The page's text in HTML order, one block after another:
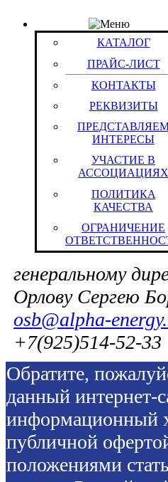
КАТАЛОГ
ПРАЙС-ЛИСТ
КОНТАКТЫ
РЕКВИЗИТЫ
ИНТЕРЕСЫ
УЧАСТИЕ В
АССОЦИАЦИЯХ
ПОЛИТИКА
КАЧЕСТВА
ОГРАНИЧЕНИЕ
Группа: 4 В
Группы / Товары
Fiamm (SLA Monolite)
В
имеющих
останетесь
сотрудниками
поставленных
обращаться
генеральному
Орлову Сергею
osb@alpha-
+7(925)514-52-33
Обратите,
данный интернет-
информационный
публичной
положениями